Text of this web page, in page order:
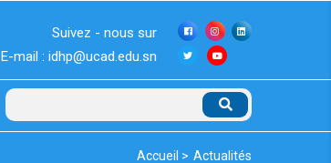
Suivez - nous sur
E-mail : idhp@ucad.edu.sn
Rechercher
Accueil > Actualités